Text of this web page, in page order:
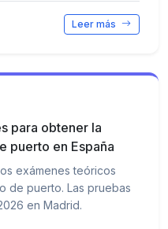
Leer más
para obtener la
puerto en España
exámenes teóricos
de puerto. Las pruebas
en Madrid.